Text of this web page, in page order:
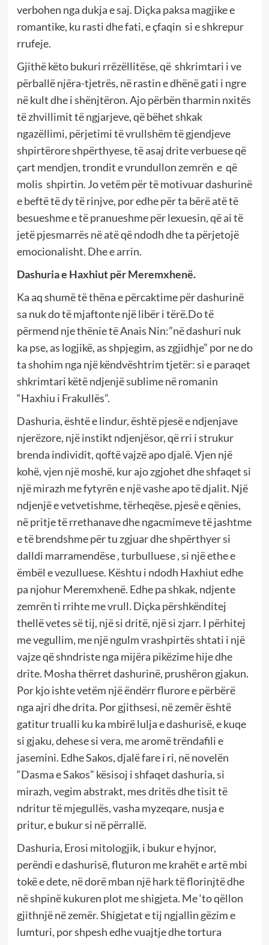
verbohen nga dukja e saj. Diçka paksa magjike e
romantike, ku rasti dhe fati, e çfaqin si e shkrepur
rrufeje.
Gjithë këto bukuri rrëzëllitëse, që shkrimtari i ve
përballë njëra-tjetrës, në rastin e dhënë gati i ngre
në kult dhe i shënjtëron. Ajo përbën tharmin nxitës
të zhvillimit të ngjarjeve, që bëhet shkak
ngazëllimi, përjetimi të vrullshëm të gjendjeve
shpirtërore shpërthyese, të asaj drite verbuese që
çart mendjen, trondit e vrundullon zemrën e që
molis shpirtin. Jo vetëm për të motivuar dashurinë
e beftë të dy të rinjve, por edhe për ta bërë atë të
besueshme e të pranueshme për lexuesin, që ai të
jetë pjesmarrës në atë që ndodh dhe ta përjetojë
emocionalisht. Dhe e arrin.
Dashuria e Haxhiut për Meremxhenë.
Ka aq shumë të thëna e përcaktime për dashurinë
sa nuk do të mjaftonte një libër i tërë.Do të
përmend nje thënie të Anais Nin:”në dashuri nuk
ka pse, as logjikë, as shpjegim, as zgjidhje” por ne do
ta shohim nga një këndvështrim tjetër: si e paraqet
shkrimtari këtë ndjenjë sublime në romanin
“Haxhiu i Frakullës”.
Dashuria, është e lindur, është pjesë e ndjenjave
njerëzore, një instikt ndjenjësor, që rri i strukur
brenda individit, qoftë vajzë apo djalë. Vjen një
kohë, vjen një moshë, kur ajo zgjohet dhe shfaqet si
një mirazh me fytyrën e një vashe apo të djalit. Një
ndjenjë e vetvetishme, tërheqëse, pjesë e qënies,
në pritje të rrethanave dhe ngacmimeve të jashtme
e të brendshme për tu zgjuar dhe shpërthyer si
dalldi marramendëse , turbulluese , si një ethe e
ëmbël e vezulluese. Kështu i ndodh Haxhiut edhe
pa njohur Meremxhenë. Edhe pa shkak, ndjente
zemrën ti rrihte me vrull. Diçka përshkënditej
thellë vetes së tij, një si dritë, një si zjarr. I përhitej
me vegullim, me një ngulm vrashpirtës shtati i një
vajze që shndriste nga mijëra pikëzime hije dhe
drite. Mosha thërret dashurinë, prushëron gjakun.
Por kjo ishte vetëm një ëndërr flurore e përbërë
nga ajri dhe drita. Por gjithsesi, në zemër është
gatitur trualli ku ka mbirë lulja e dashurisë, e kuqe
si gjaku, dehese si vera, me aromë trëndafili e
jasemini. Edhe Sakos, djalë fare i ri, në novelën
“Dasma e Sakos” kësisoj i shfaqet dashuria, si
mirazh, vegim abstrakt, mes dritës dhe tisit të
ndritur të mjegullës, vasha myzeqare, nusja e
pritur, e bukur si në përrallë.
Dashuria, Erosi mitologjik, i bukur e hyjnor,
perëndi e dashurisë, fluturon me krahët e artë mbi
tokë e dete, në dorë mban një hark të florinjtë dhe
në shpinë kukuren plot me shigjeta. Me ‘to qëllon
gjithnjë në zemër. Shigjetat e tij ngjallin gëzim e
lumturi, por shpesh edhe vuajtje dhe tortura